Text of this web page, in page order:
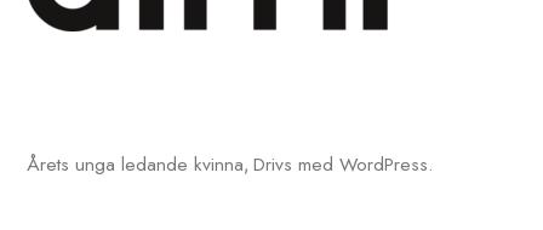
Årets unga ledande kvinna, Drivs med WordPress.